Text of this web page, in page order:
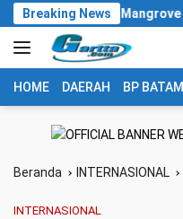
Langsung
ke
konten
Breaking News
Tanam Mangrove di Nongsa
HOME DAERAH BP BATAM
Beranda INTERNASIONAL
INTERNASIONAL